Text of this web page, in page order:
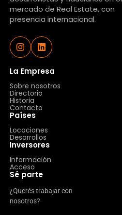
mercado de Real Estate, con
presencia internacional.
La Empresa
Sobre nosotros
Directorio
Historia
Contacto
Países
Locaciones
Desarrollos
Inversores
Información
Acceso
Sé parte
¿Querés trabajar con
nosotros?